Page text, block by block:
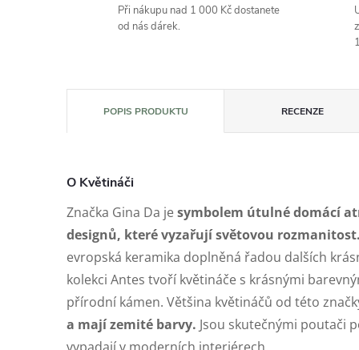
Při nákupu nad 1 000 Kč dostanete
od nás dárek.
POPIS PRODUKTU RECENZE
O Květináči
Značka Gina Da jesymbolem útulné domácí
designů, které vyzařují světovou
evropská keramika doplněná řadou dalších
kolekci Antes tvoří květináče s krásnými
přírodní kámen. Většina květináčů od této
a mají zemité barvy. Jsou skutečnými poutači